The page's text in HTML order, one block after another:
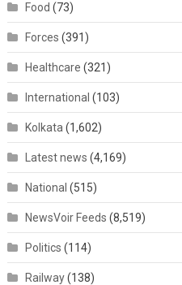
Food (73)
Forces (391)
Healthcare (321)
International (103)
Kolkata (1,602)
Latest news (4,169)
National (515)
NewsVoir Feeds (8,519)
Politics (114)
Railway(138)